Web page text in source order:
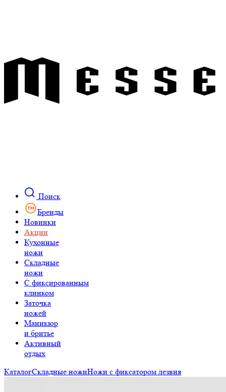
Поиск
Бренды
Новинки
Акции
Кухонные
ножи
Складные
ножи
C фиксированным
клинком
Заточка
ножей
Маникюр
и бритье
Активный
отдых
КаталогСкладные ножиНожи с фиксатором лезвия